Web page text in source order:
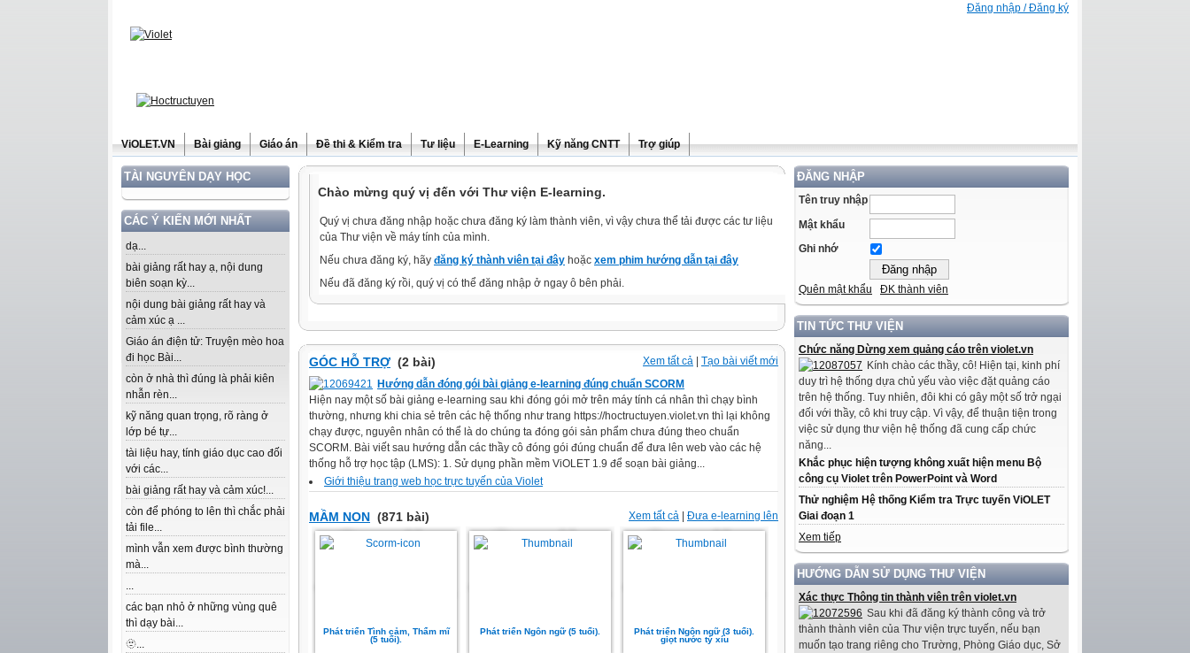
Đăng nhập / Đăng ký
ViOLET.VN Bài giảng Giáo án Đề thi & Kiểm tra Tư liệu E-Learning Kỹ năng CNTT Trợ giúp
TÀI NGUYÊN DẠY HỌC
CÁC Ý KIẾN MỚI NHẤT
dạ...
bài giảng rất hay ạ, nội dung
biên soạn kỳ...
nội dung bài giảng rất hay và
cảm xúc ạ ...
Giáo án điện tử: Truyện mèo hoa
đi học Bài...
còn ở nhà thì đúng là phải kiên
nhẫn rèn...
kỹ năng quan trọng, rõ ràng ở
lớp bé tự...
tài liệu hay, tính giáo dục cao đối
với các...
bài giảng rất hay và cảm xúc!...
còn để phóng to lên thì chắc phải
tải file...
mình vẫn xem được bình thường
mà...
...
các bạn nhỏ ở những vùng quê
thì dạy bài...
🫥...
ĐĂNG NHẬP
Tên truy nhập
Mật khẩu
Ghi nhớ
Quên mật khẩu ĐK thành viên
TIN TỨC THƯ VIỆN
Chức năng Dừng xem quảng cáo trên violet.vn
Kính chào các thầy, cô! Hiện tại, kinh phí
duy trì hệ thống dựa chủ yếu vào việc đặt quảng cáo
trên hệ thống. Tuy nhiên, đôi khi có gây một số trở ngại
đối với thầy, cô khi truy cập. Vì vậy, để thuận tiện trong
việc sử dụng thư viện hệ thống đã cung cấp chức
năng...
Khắc phục hiện tượng không xuất hiện menu Bộ
công cụ Violet trên PowerPoint và Word
Thử nghiệm Hệ thống Kiểm tra Trực tuyến ViOLET
Giai đoạn 1
Xem tiếp
HƯỚNG DẪN SỬ DỤNG THƯ VIỆN
Xác thực Thông tin thành viên trên violet.vn
Sau khi đã đăng ký thành công và trở
thành thành viên của Thư viện trực tuyến, nếu bạn
muốn tạo trang riêng cho Trường, Phòng Giáo dục, Sở
Chào mừng quý vị đến với Thư viện E-learning.
Quý vị chưa đăng nhập hoặc chưa đăng ký làm thành viên, vì vậy chưa thể tải được các tư liệu
của Thư viện về máy tính của mình.
Nếu chưa đăng ký, hãy đăng ký thành viên tại đây hoặc xem phim hướng dẫn tại đây
Nếu đã đăng ký rồi, quý vị có thể đăng nhập ở ngay ô bên phải.
Xem tất cả Tạo bài viết mới
GÓC HỖ TRỢ (2 bài)
Hướng dẫn đóng gói bài giảng e-learning đúng chuẩn SCORM
Hiện nay một số bài giảng e-learning sau khi đóng gói mở trên máy tính cá nhân thì chạy bình
thường, nhưng khi chia sẻ trên các hệ thống như trang https://hoctructuyen.violet.vn thì lại không
chạy được, nguyên nhân có thể là do chúng ta đóng gói sản phẩm chưa đúng theo chuẩn
SCORM. Bài viết sau hướng dẫn các thầy cô đóng gói đúng chuẩn để đưa lên web vào các hệ
thống hỗ trợ học tập (LMS): 1. Sử dụng phần mềm ViOLET 1.9 để soạn bài giảng...
Giới thiệu trang web học trực tuyến của Violet
Xem tất cả | Đưa e-learning lên
MẦM NON (871 bài)
Phát triển Tình cảm, Thẩm mĩ
(5 tuổi).
Phát triển Ngôn ngữ (5 tuổi).
Phát triển Ngôn ngữ (3 tuổi).
giọt nước tý xíu